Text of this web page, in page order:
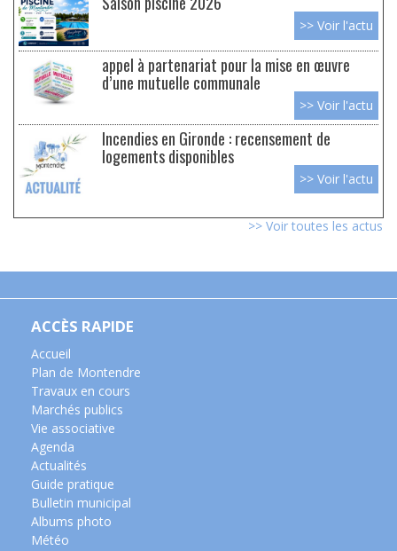
>> Voir l'actu
appel à partenariat pour la mise en œuvre
d’une mutuelle communale
>> Voir l'actu
Incendies en Gironde : recensement de
logements disponibles
>> Voir l'actu
>> Voir toutes les actus
ACCÈS RAPIDE
Accueil
Plan de Montendre
Travaux en cours
Marchés publics
Vie associative
Agenda
Actualités
Guide pratique
Bulletin municipal
Albums photo
Météo